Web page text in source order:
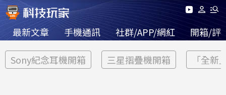
最新文章 手機通訊 社群/APP/網紅 開箱/評
Sony紀念耳機開箱 三星摺疊機開箱 「全新